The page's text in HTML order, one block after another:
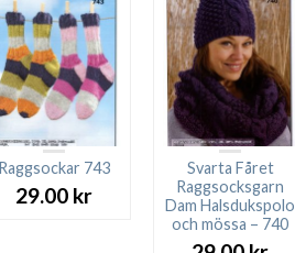
Raggsockar 743
29.00 kr
Svarta Fåret
Raggsocksgarn
Dam Halsdukspolo
och mössa – 740